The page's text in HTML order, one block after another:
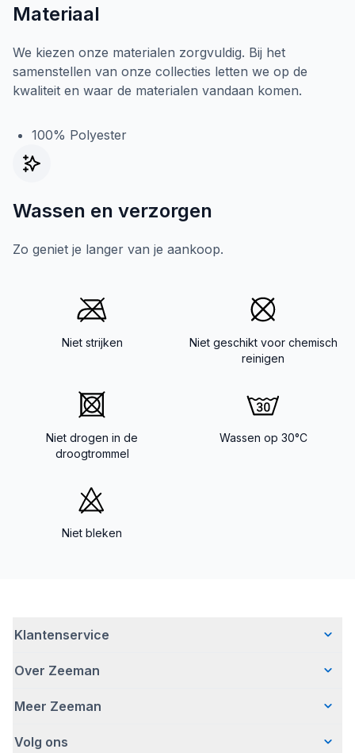
Materiaal
We kiezen onze materialen zorgvuldig. Bij het
samenstellen van onze collecties letten we op de
kwaliteit en waar de materialen vandaan komen.
100% Polyester
Wassen en verzorgen
Zo geniet je langer van je aankoop.
Niet strijken
Niet geschikt voor chemisch
reinigen
Niet drogen in de
droogtrommel
Wassen op 30°C
Niet bleken
Klantenservice
Veelgestelde vragen
Bezorgen
Over Zeeman
Wie wij zijn
Hoe wij verantwoord ondernemen
Meer Zeeman
Veiligheidswaarschuwing
Volg ons